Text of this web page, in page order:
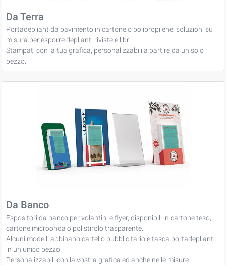
Da Terra
Portadepliant da pavimento in cartone o polipropilene: soluzioni su
misura per esporre depliant, riviste e libri.
Stampati con la tua grafica, personalizzabili a partire da un solo
pezzo.
Da Banco
Espositori da banco per volantini e flyer, disponibili in cartone teso,
cartone microonda o polistirolo trasparente.
Alcuni modelli abbinano cartello pubblicitario e tasca portadepliant
in un unico pezzo.
Personalizzabili con la vostra grafica ed anche nelle misure.